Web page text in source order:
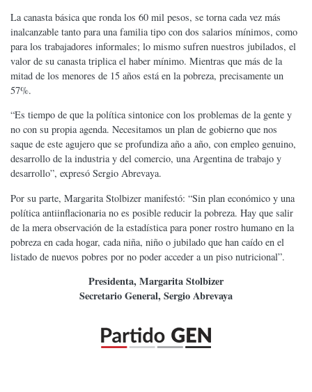
La canasta básica que ronda los 60 mil pesos, se torna cada vez más
inalcanzable tanto para una familia tipo con dos salarios mínimos, como
para los trabajadores informales; lo mismo sufren nuestros jubilados, el
valor de su canasta triplica el haber mínimo. Mientras que más de la
mitad de los menores de 15 años está en la pobreza, precisamente un
57%.
“Es tiempo de que la política sintonice con los problemas de la gente y
no con su propia agenda. Necesitamos un plan de gobierno que nos
saque de este agujero que se profundiza año a año, con empleo genuino,
desarrollo de la industria y del comercio, una Argentina de trabajo y
desarrollo”, expresó Sergio Abrevaya.
Por su parte, Margarita Stolbizer manifestó: “Sin plan económico y una
política antiinflacionaria no es posible reducir la pobreza. Hay que salir
de la mera observación de la estadística para poner rostro humano en la
pobreza en cada hogar, cada niña, niño o jubilado que han caído en el
listado de nuevos pobres por no poder acceder a un piso nutricional”.
Presidenta, Margarita Stolbizer
Secretario General, Sergio Abrevaya